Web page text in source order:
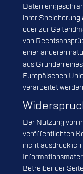
Daten
ihrer Speicherung
oder zur
von
einer anderen
aus Gründen
Europäischen
verarbeitet
Der Nutzung von
veröffentlichten
nicht
Betreiber der